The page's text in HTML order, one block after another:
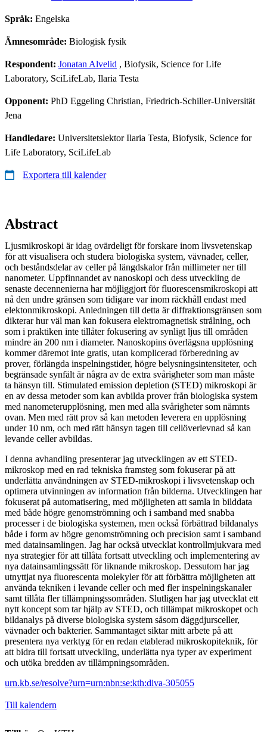
Språk: Engelska
Ämnesområde: Biologisk fysik
Respondent: Jonatan Alvelid , Biofysik, Science for Life
Laboratory, SciLifeLab, Ilaria Testa
Opponent: PhD Eggeling Christian, Friedrich-Schiller-Universität
Jena
Handledare: Universitetslektor Ilaria Testa, Biofysik, Science for
Life Laboratory, SciLifeLab
Exportera till kalender
Abstract
Ljusmikroskopi är idag ovärdeligt för forskare inom livsvetenskap
för att visualisera och studera biologiska system, vävnader, celler,
och beståndsdelar av celler på längdskalor från millimeter ner till
nanometer. Uppfinnandet av nanoskopi och dess utveckling de
senaste decennenierna har möjliggjort för fluorescensmikroskopi att
nå den undre gränsen som tidigare var inom räckhåll endast med
elektonmikroskopi. Anledningen till detta är diffraktionsgränsen som
dikterar hur väl man kan fokusera elektromagnetisk strålning, och
som i praktiken inte tillåter fokusering av synligt ljus till områden
mindre än 200 nm i diameter. Nanoskopins överlägsna upplösning
kommer däremot inte gratis, utan komplicerad förberedning av
prover, förlängda inspelningstider, högre belysningsintensiteter, och
begränsade synfält är några av de extra svårigheter som man måste
ta hänsyn till. Stimulated emission depletion (STED) mikroskopi är
en av dessa metoder som kan avbilda prover från biologiska system
med nanometerupplösning, men med alla svårigheter som nämnts
ovan. Men med rätt prov så kan metoden leverera en upplösning
under 10 nm, och med rätt hänsyn tagen till cellöverlevnad så kan
levande celler avbildas.
I denna avhandling presenterar jag utvecklingen av ett STED-
mikroskop med en rad tekniska framsteg som fokuserar på att
underlätta användningen av STED-mikroskopi i livsvetenskap och
optimera utvinningen av information från bilderna. Utvecklingen har
fokuserat på automatisering, med möjligheten att samla in bilddata
med både högre genomströmning och i samband med snabba
processer i de biologiska systemen, men också förbättrad bildanalys
både i form av högre genomströmning och precision samt i samband
med datainsamlingen. Jag har också utvecklat kontrollmjukvara med
nya strategier för att tillåta fortsatt utveckling och implementering av
nya datainsamlingssätt för liknande mikroskop. Dessutom har jag
utnyttjat nya fluorescenta molekyler för att förbättra möjligheten att
använda tekniken i levande celler och med fler inspelningskanaler
samt tillåta fler tillämpningssområden. Slutligen har jag utvecklat ett
nytt koncept som tar hjälp av STED, och tillämpat mikroskopet och
bildanalys på diverse biologiska system såsom däggdjursceller,
vävnader och bakterier. Sammantaget siktar mitt arbete på att
presentera nya verktyg för en redan etablerad mikroskopiteknik, för
att bidra till fortsatt utveckling, underlätta nya typer av experiment
och utöka bredden av tillämpningsområden.
urn.kb.se/resolve?urn=urn:nbn:se:kth:diva-305055
Till kalendern